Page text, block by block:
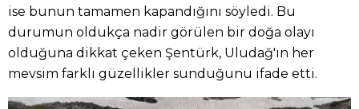
ise bunun tamamen kapandığını söyledi. Bu
durumun oldukça nadir görülen bir doğa olayı
olduğuna dikkat çeken Şentürk, Uludağ'ın her
mevsim farklı güzellikler sunduğunu ifade etti.